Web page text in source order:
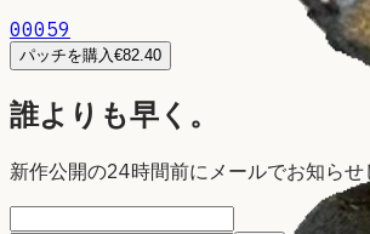
00059
パッチを購入 €82.40
誰よりも早く。
新作公開の24時間前にメールでお知らせ